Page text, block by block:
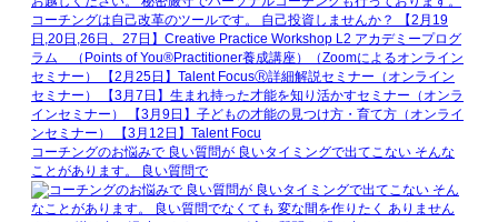
コーチングのお悩みで 良い質問が 良いタイミングで出てこない そんな
ことがあります。 良い質問で